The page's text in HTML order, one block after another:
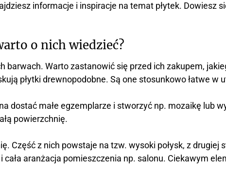
informacje i inspiracje na temat płytek. Dowiesz
o nich wiedzieć?
barwach. Warto zastanowić się przed ich zakupem,
płytki drewnopodobne. Są one stosunkowo łatwe w
dostać małe egzemplarze i stworzyć np. mozaikę lub
powierzchnię.
Część z nich powstaje na tzw. wysoki połysk, z drugiej
aranżacja pomieszczenia np. salonu. Ciekawym